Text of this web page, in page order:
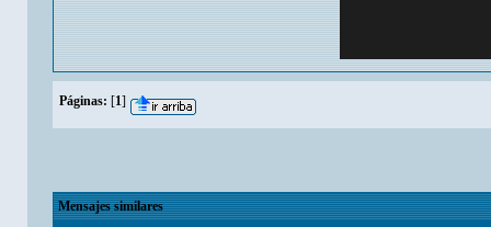
Páginas: [1]
Mensajes similares